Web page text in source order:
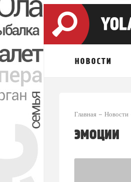
НОВОСТИ
Главная Новости
эмоции